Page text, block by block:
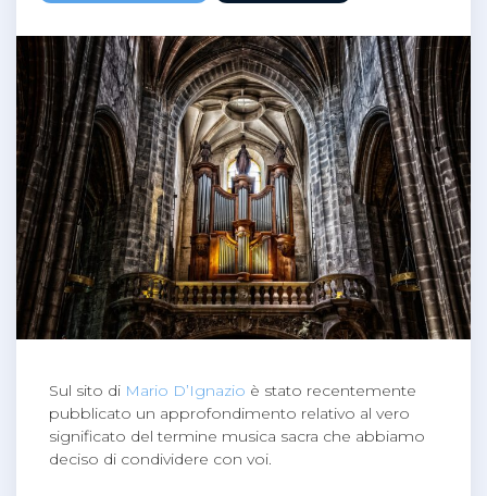
Sul sito di Mario D’Ignazio è stato recentemente
pubblicato un approfondimento relativo al vero
significato del termine musica sacra che abbiamo
deciso di condividere con voi.